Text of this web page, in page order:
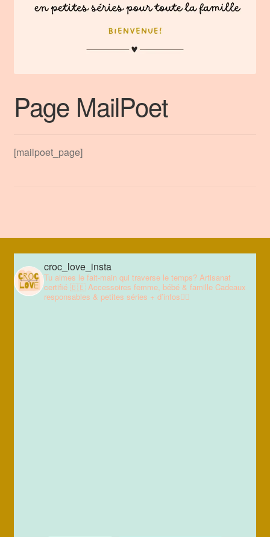
e-shop
Page MailPoet
[mailpoet_page]
croc_love_insta
Tu aimes le fait-main qui traverse le temps?Artisanat
certifié 🇧🇪Accessoires femme, bébé & familleCadeaux
responsables & petites séries + d’infos👇🏼